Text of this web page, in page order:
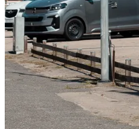
Serviceverkstad